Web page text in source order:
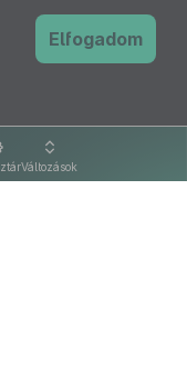
Változások
Elfogadom